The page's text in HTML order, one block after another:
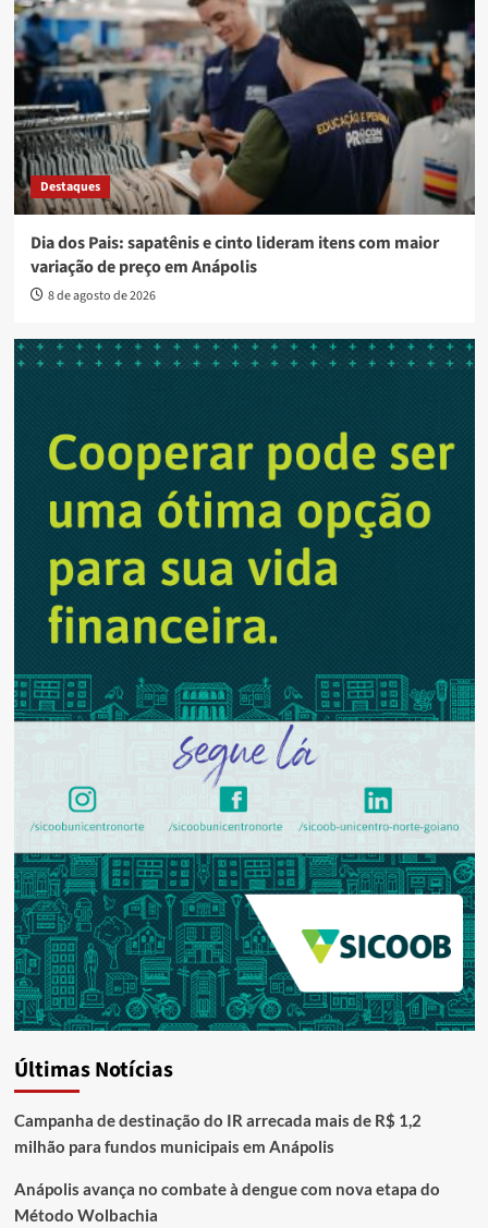
Destaques
Dia dos Pais: sapatênis e cinto lideram itens com maior
variação de preço em Anápolis
8 de agosto de 2026
Últimas Notícias
Campanha de destinação do IR arrecada mais de R$ 1,2
milhão para fundos municipais em Anápolis
Anápolis avança no combate à dengue com nova etapa do
Método Wolbachia